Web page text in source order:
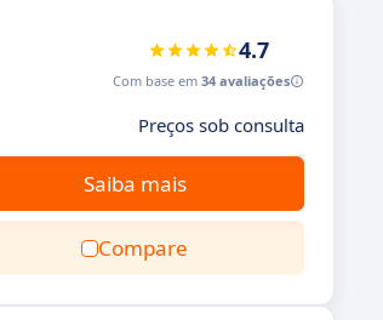
4.7
Com base em 34 avaliações
Preços sob consulta
Saiba mais
Compare